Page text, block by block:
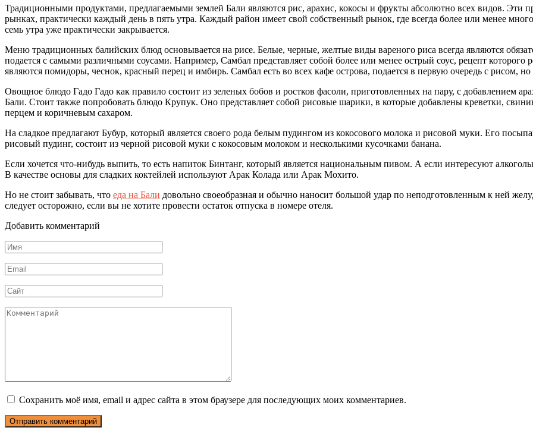
Традиционными продуктами, предлагаемыми землей Бали являются рис, арахис, кокосы и фрукты абсолютно всех видов.
рынках, практически каждый день в пять утра. Каждый район имеет свой собственный рынок, где всегда более или менее
семь утра уже практически закрывается.
Меню традиционных балийских блюд основывается на рисе. Белые, черные, желтые виды вареного риса всегда являются
подается с самыми различными соусами. Например, Самбал представляет собой более или менее острый соус, рецепт
являются помидоры, чеснок, красный перец и имбирь. Самбал есть во всех кафе острова, подается в первую очередь с рисом,
Овощное блюдо Гадо Гадо как правило состоит из зеленых бобов и ростков фасоли, приготовленных на пару, с добавлением
Бали. Стоит также попробовать блюдо Крупук. Оно представляет собой рисовые шарики, в которые добавлены креветки,
перцем и коричневым сахаром.
На сладкое предлагают Бубур, который является своего рода белым пудингом из кокосового молока и рисовой муки. Его
рисовый пудинг, состоит из черной рисовой муки с кокосовым молоком и несколькими кусочками банана.
Если хочется что-нибудь выпить, то есть напиток Бинтанг, который является национальным пивом. А если интересуют
В качестве основы для сладких коктейлей используют Арак Колада или Арак Мохито.
Но не стоит забывать, что еда на Бали довольно своеобразная и обычно наносит большой удар по неподготовленным к ней
следует осторожно, если вы не хотите провести остаток отпуска в номере отеля.
Добавить комментарий
Имя
*
Email
*
Сайт
Комментарий
Сохранить моё имя, email и адрес сайта в этом браузере для последующих моих комментариев.